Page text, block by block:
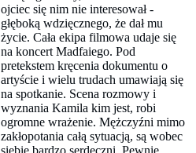
ojciec się nim nie interesował -
głęboką wdzięcznego, że dał mu
życie. Cała ekipa filmowa udaje się
na koncert Madfaiego. Pod
pretekstem kręcenia dokumentu o
artyście i wielu trudach umawiają się
na spotkanie. Scena rozmowy i
wyznania Kamila kim jest, robi
ogromne wrażenie. Mężczyźni mimo
zakłopotania całą sytuacją, są wobec
siebie bardzo serdeczni. Pewnie